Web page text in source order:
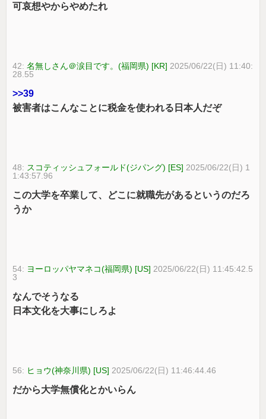
可哀想やからやめたれ
42:名無しさん＠涙目です。(福岡県) [KR] 2025/06/22(日) 11:40:
28.55
>>39
被害者はこんなことに税金を使われる日本人だぞ
48: スコティッシュフォールド(ジパング) [ES] 2025/06/22(日) 1
1:43:57.96
この大学を卒業して、どこに就職先があるというのだろ
うか
54: ヨーロッパヤマネコ(福岡県) [US] 2025/06/22(日) 11:45:42.5
3
なんでそうなる
日本文化を大事にしろよ
56: ヒョウ(神奈川県) [US] 2025/06/22(日) 11:46:44.46
だから大学無償化とかいらん